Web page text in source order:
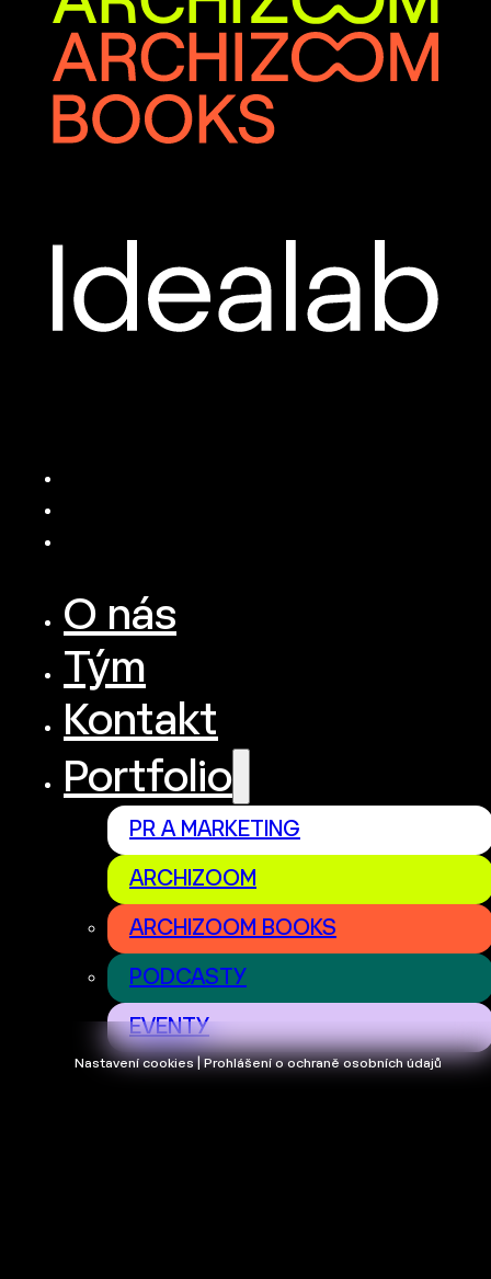
Nastavení cookies | Prohlášení o ochraně osobních údajů
O nás
Tým
Kontakt
Portfolio
PR A MARKETING
ARCHIZOOM
ARCHIZOOM BOOKS
PODCASTY
EVENTY